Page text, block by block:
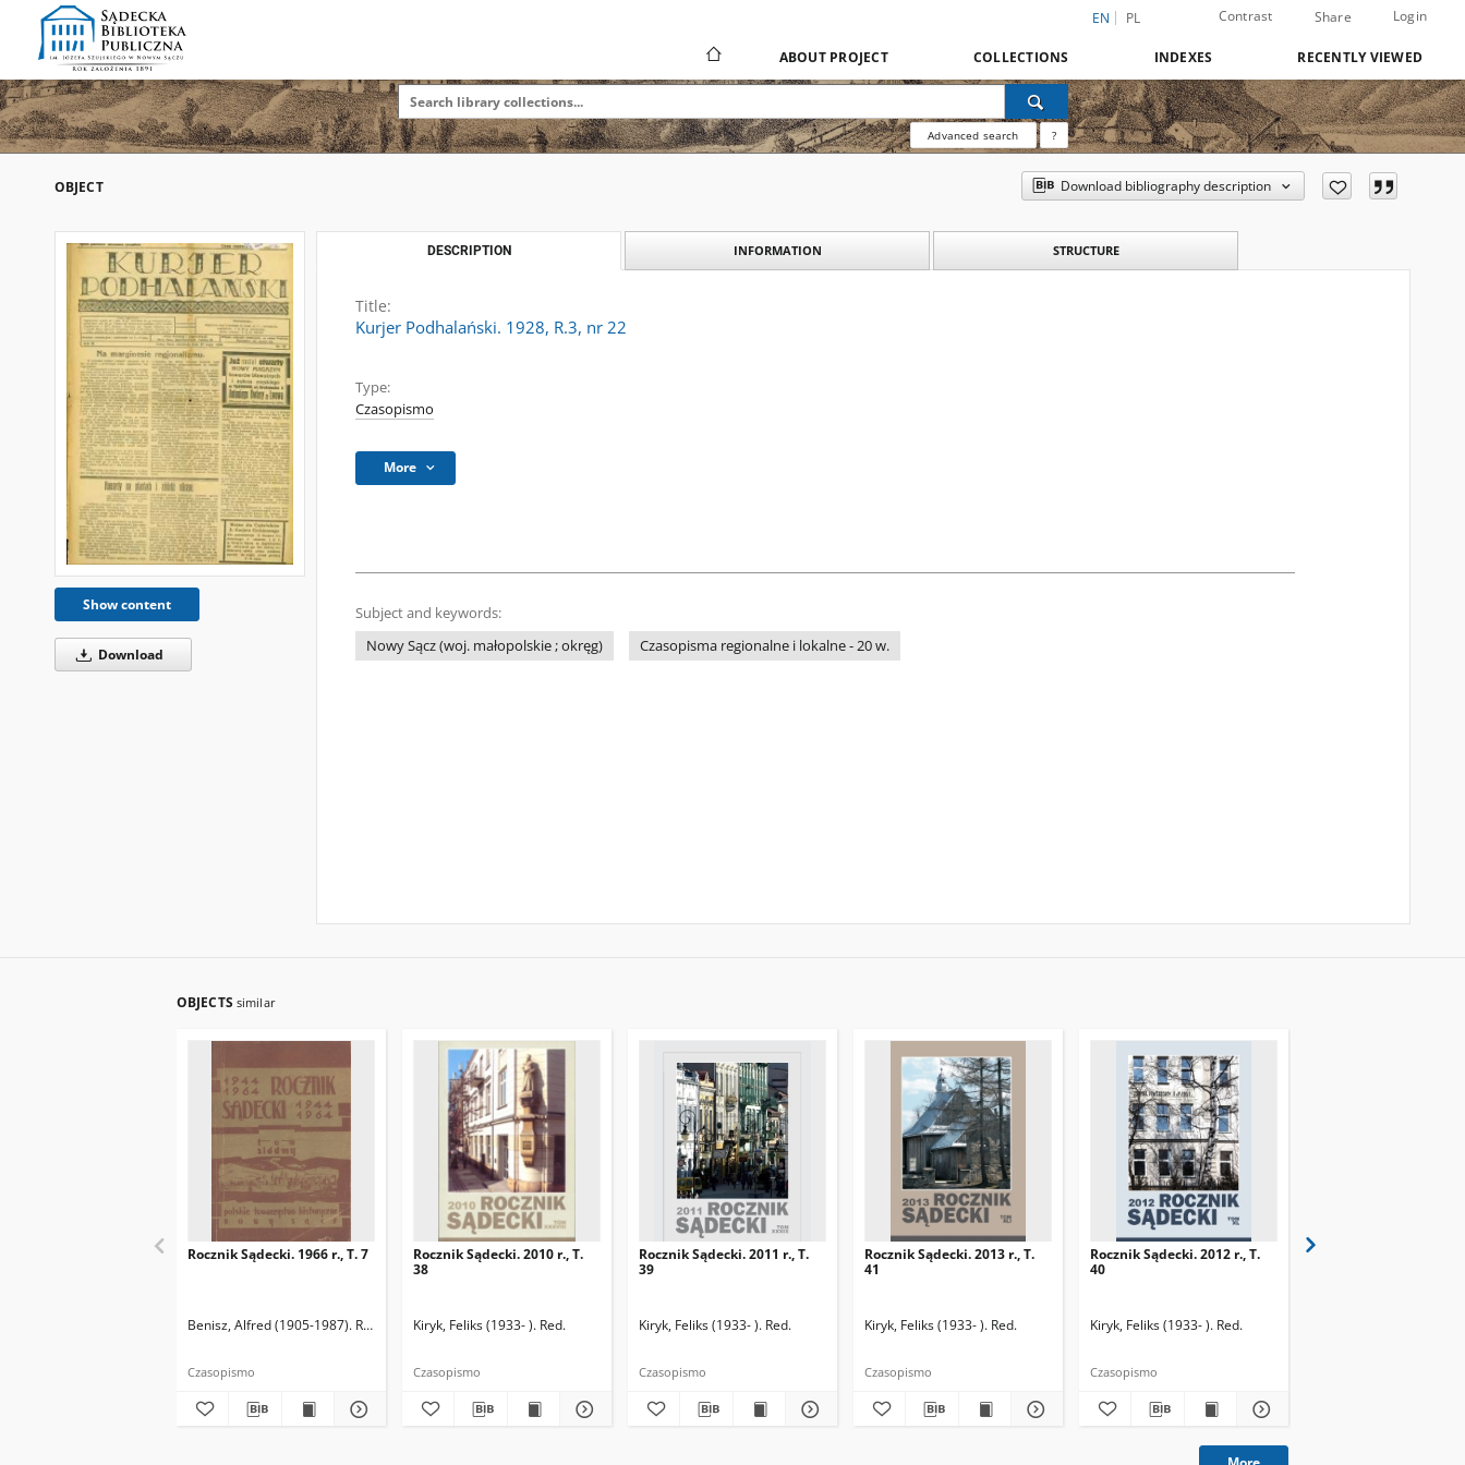
EN PL Contrast Share Login
ABOUT PROJECT COLLECTIONS INDEXES RECENTLY VIEWED
Advanced search ?
OBJECT Download bibliography description
Show content
Download
DESCRIPTION INFORMATION STRUCTURE
Title:
Kurjer Podhalański. 1928, R.3, nr 22
Type:
Czasopismo
More
Subject and keywords:
Nowy Sącz (woj. małopolskie ; okręg)
Czasopisma regionalne i lokalne - 20 w.
OBJECTS similar
Rocznik Sądecki. 1966 r., T. 7
Benisz, Alfred (1905-1987). Red. Czernecka, Stefania. Red. Dziwik, Kazimierz (1931-1991). Red. Nowak, Marian (1913-1991). Red. Pawłowski, Eugeniusz (1902-1986). Red. Stamirski, Henryk (1903-1977). Red.
Czasopismo
Rocznik Sądecki. 2010 r., T.
38
Kiryk, Feliks (1933- ). Red.
Czasopismo
Rocznik Sądecki. 2011 r., T.
39
Kiryk, Feliks (1933- ). Red.
Czasopismo
Rocznik Sądecki. 2013 r., T.
41
Kiryk, Feliks (1933- ). Red.
Czasopismo
Rocznik Sądecki. 2012 r., T.
40
Kiryk, Feliks (1933- ). Red.
Czasopismo